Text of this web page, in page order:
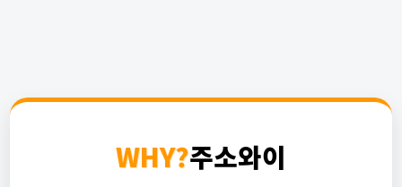
WHY?주소와이